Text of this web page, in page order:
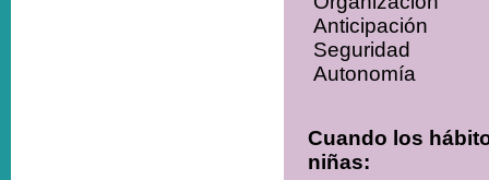
Anticipación
Seguridad
Autonomía
Cuando los
niñas: